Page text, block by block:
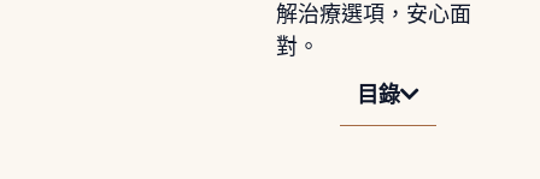
解治療選項，安心面
對。
目錄